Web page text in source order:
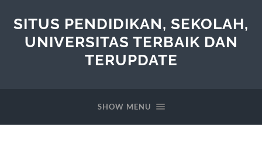
SITUS PENDIDIKAN, SEKOLAH,
UNIVERSITAS TERBAIK DAN
TERUPDATE
SHOW MENU